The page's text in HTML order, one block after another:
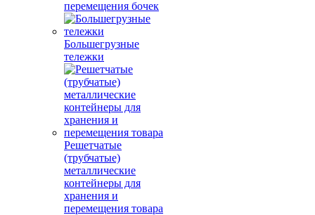
перемещения бочек
Большегрузные
тележки
Решетчатые
(трубчатые)
металлические
контейнеры для
хранения и
перемещения товара